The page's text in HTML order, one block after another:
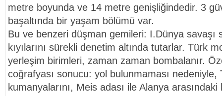
metre boyunda ve 14 metre genişliğindedir. 3
başaltında bir yaşam bölümü var.
Bu ve benzeri düşman gemileri: I.Dünya savaşı
kıyılarını sürekli denetim altında tutarlar. Türk
yerleşim birimleri, zaman zaman bombalanır.
coğrafyası sonucu: yol bulunmaması
kumanyalarını, Meis adası ile Alanya